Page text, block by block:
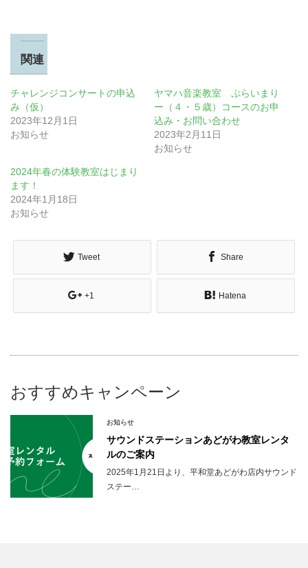
関連
チャレンジコンサートの申込
み（仮）
2023年12月1日
お知らせ
ヤマハ音楽教室 ぷらいまり
ー（４・５歳）コースのお申
込み・お問い合わせ
2023年2月11日
お知らせ
2024年春の体験教室はじまり
ます！
2024年1月18日
お知らせ
Tweet Share
+1 Hatena
おすすめキャンペーン
お知らせ
サウンドステーションあどがわ教室レンタ
ルのご案内
2025年1月21日より、平和堂あどがわ店内サウンド
ステー…